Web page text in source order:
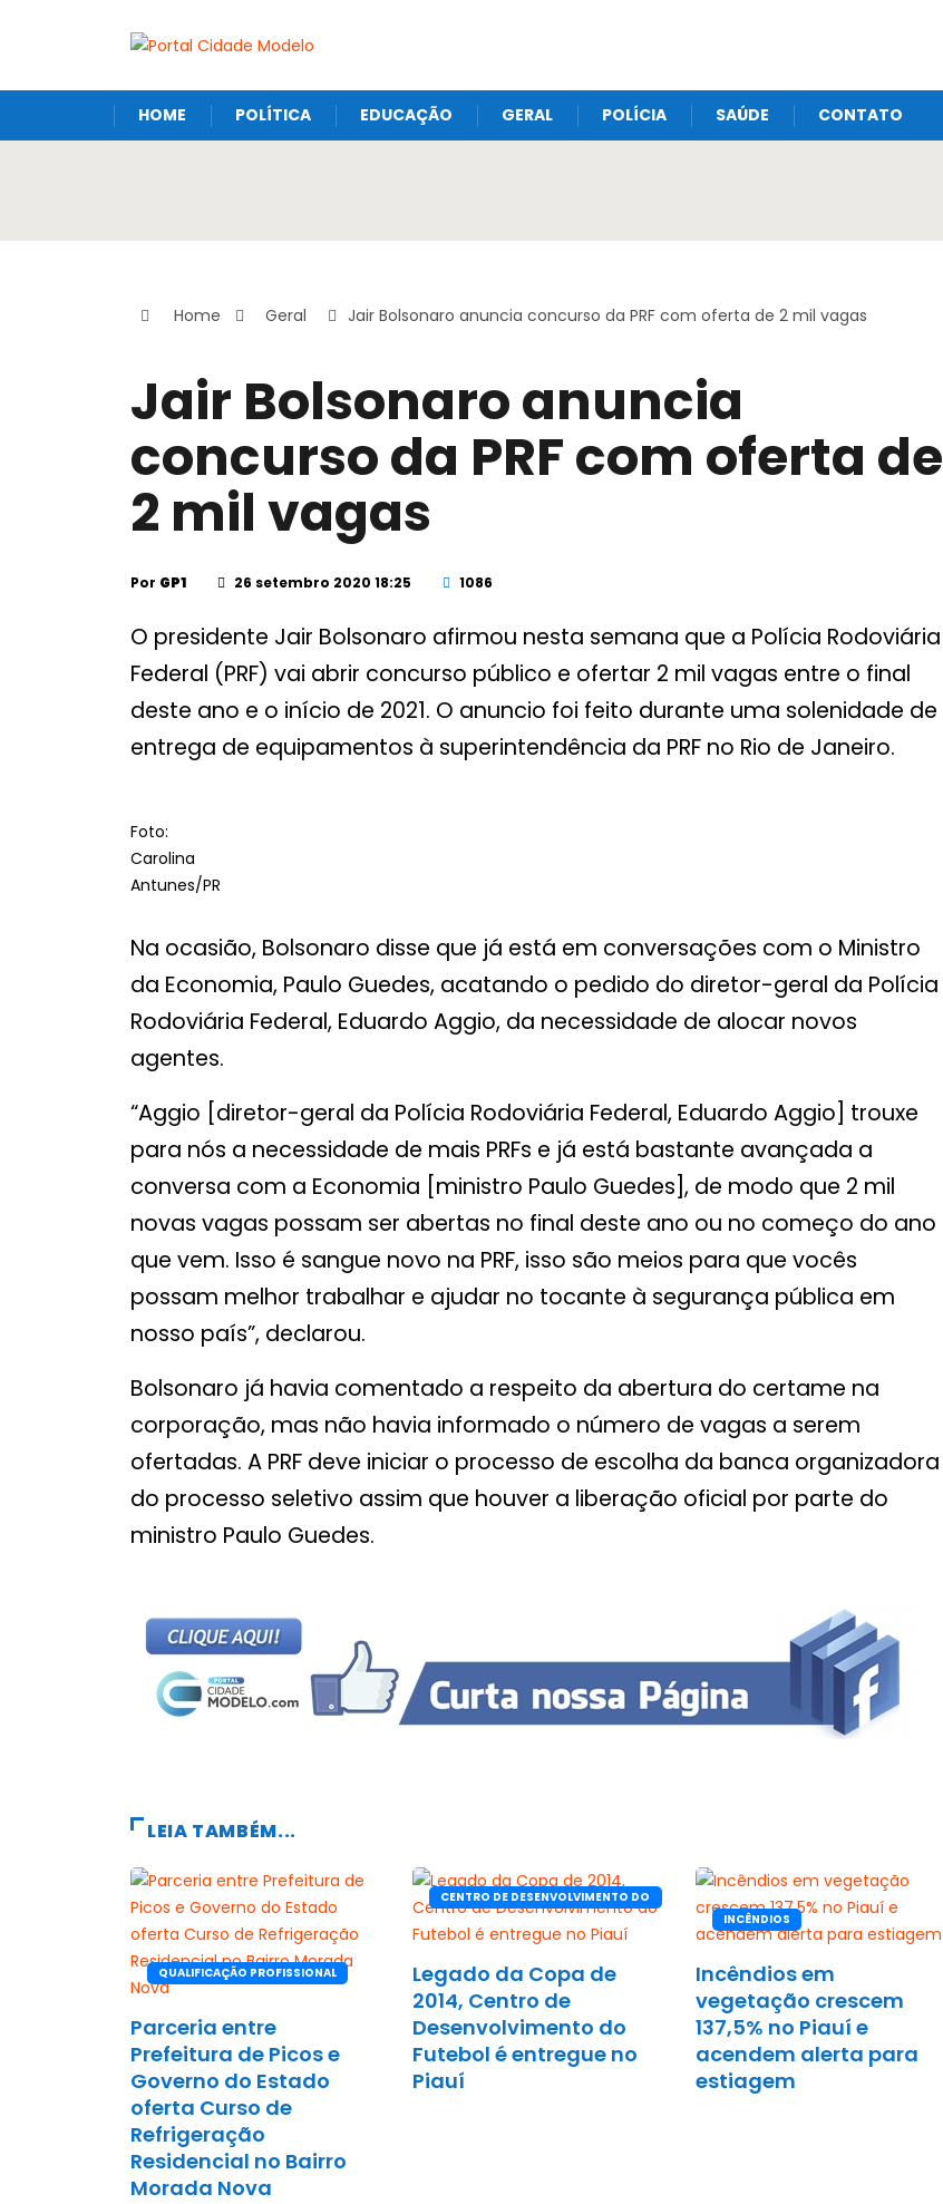
HOME POLÍTICA EDUCAÇÃO GERAL POLÍCIA SAÚDE CONTATO
Home Geral Jair Bolsonaro anuncia concurso da PRF com oferta de 2 mil vagas
Jair Bolsonaro anuncia
concurso da PRF com oferta de
2 mil vagas
Por GP1 26 setembro 2020 18:25 1086
O presidente Jair Bolsonaro afirmou nesta semana que a Polícia Rodoviária
Federal (PRF) vai abrir concurso público e ofertar 2 mil vagas entre o final
deste ano e o início de 2021. O anuncio foi feito durante uma solenidade de
entrega de equipamentos à superintendência da PRF no Rio de Janeiro.
Foto:
Carolina
Antunes/PR
Na ocasião, Bolsonaro disse que já está em conversações com o Ministro
da Economia, Paulo Guedes, acatando o pedido do diretor-geral da Polícia
Rodoviária Federal, Eduardo Aggio, da necessidade de alocar novos
agentes.
“Aggio [diretor-geral da Polícia Rodoviária Federal, Eduardo Aggio] trouxe
para nós a necessidade de mais PRFs e já está bastante avançada a
conversa com a Economia [ministro Paulo Guedes], de modo que 2 mil
novas vagas possam ser abertas no final deste ano ou no começo do ano
que vem. Isso é sangue novo na PRF, isso são meios para que vocês
possam melhor trabalhar e ajudar no tocante à segurança pública em
nosso país”, declarou.
Bolsonaro já havia comentado a respeito da abertura do certame na
corporação, mas não havia informado o número de vagas a serem
ofertadas. A PRF deve iniciar o processo de escolha da banca organizadora
do processo seletivo assim que houver a liberação oficial por parte do
ministro Paulo Guedes.
LEIA TAMBÉM...
QUALIFICAÇÃO PROFISSIONAL
Parceria entre
Prefeitura de Picos e
Governo do Estado
oferta Curso de
Refrigeração
Residencial no Bairro
Morada Nova
CENTRO DE DESENVOLVIMENTO DO
Legado da Copa de
2014, Centro de
Desenvolvimento do
Futebol é entregue no
Piauí
INCÊNDIOS
Incêndios em
vegetação crescem
137,5% no Piauí e
acendem alerta para
estiagem